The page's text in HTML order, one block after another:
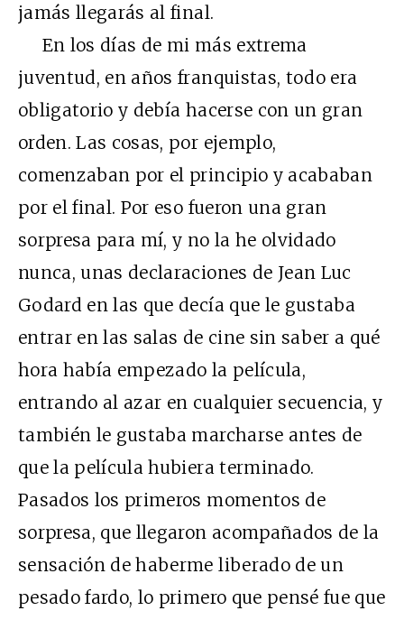
jamás llegarás al final.
En los días de mi más extrema
juventud, en años franquistas, todo era
obligatorio y debía hacerse con un gran
orden. Las cosas, por ejemplo,
comenzaban por el principio y acababan
por el final. Por eso fueron una gran
sorpresa para mí, y no la he olvidado
nunca, unas declaraciones de Jean Luc
Godard en las que decía que le gustaba
entrar en las salas de cine sin saber a qué
hora había empezado la película,
entrando al azar en cualquier secuencia, y
también le gustaba marcharse antes de
que la película hubiera terminado.
Pasados los primeros momentos de
sorpresa, que llegaron acompañados de la
sensación de haberme liberado de un
pesado fardo, lo primero que pensé fue que